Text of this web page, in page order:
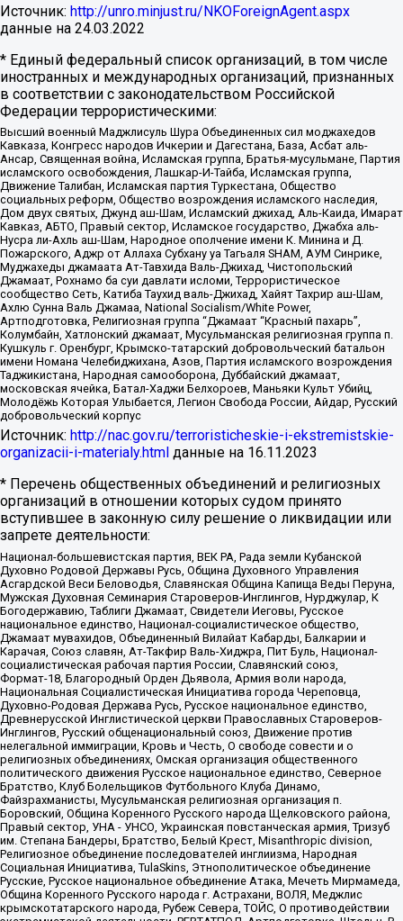
Источник: http://unro.minjust.ru/NKOForeignAgent.aspx
данные на 24.03.2022
* Единый федеральный список организаций, в том числе
иностранных и международных организаций, признанных
в соответствии с законодательством Российской
Федерации террористическими:
Высший военный Маджлисуль Шура Объединенных сил моджахедов
Кавказа, Конгресс народов Ичкерии и Дагестана, База, Асбат аль-
Ансар, Священная война, Исламская группа, Братья-мусульмане, Партия
исламского освобождения, Лашкар-И-Тайба, Исламская группа,
Движение Талибан, Исламская партия Туркестана, Общество
социальных реформ, Общество возрождения исламского наследия,
Дом двух святых, Джунд аш-Шам, Исламский джихад, Аль-Каида, Имарат
Кавказ, АБТО, Правый сектор, Исламское государство, Джабха аль-
Нусра ли-Ахль аш-Шам, Народное ополчение имени К. Минина и Д.
Пожарского, Аджр от Аллаха Субхану уа Тагьаля SHAM, АУМ Синрике,
Муджахеды джамаата Ат-Тавхида Валь-Джихад, Чистопольский
Джамаат, Рохнамо ба суи давлати исломи, Террористическое
сообщество Сеть, Катиба Таухид валь-Джихад, Хайят Тахрир аш-Шам,
Ахлю Сунна Валь Джамаа, National Socialism/White Power,
Артподготовка, Религиозная группа “Джамаат “Красный пахарь”,
Колумбайн, Хатлонский джамаат, Мусульманская религиозная группа п.
Кушкуль г. Оренбург, Крымско-татарский добровольческий батальон
имени Номана Челебиджихана, Азов, Партия исламского возрождения
Таджикистана, Народная самооборона, Дуббайский джамаат,
московская ячейка, Батал-Хаджи Белхороев, Маньяки Культ Убийц,
Молодёжь Которая Улыбается, Легион Свобода России, Айдар, Русский
добровольческий корпус
Источник: http://nac.gov.ru/terroristicheskie-i-ekstremistskie-
organizacii-i-materialy.html данные на 16.11.2023
* Перечень общественных объединений и религиозных
организаций в отношении которых судом принято
вступившее в законную силу решение о ликвидации или
запрете деятельности:
Национал-большевистская партия, ВЕК РА, Рада земли Кубанской
Духовно Родовой Державы Русь, Община Духовного Управления
Асгардской Веси Беловодья, Славянская Община Капища Веды Перуна,
Мужская Духовная Семинария Староверов-Инглингов, Нурджулар, К
Богодержавию, Таблиги Джамаат, Свидетели Иеговы, Русское
национальное единство, Национал-социалистическое общество,
Джамаат мувахидов, Объединенный Вилайат Кабарды, Балкарии и
Карачая, Союз славян, Ат-Такфир Валь-Хиджра, Пит Буль, Национал-
социалистическая рабочая партия России, Славянский союз,
Формат-18, Благородный Орден Дьявола, Армия воли народа,
Национальная Социалистическая Инициатива города Череповца,
Духовно-Родовая Держава Русь, Русское национальное единство,
Древнерусской Инглистической церкви Православных Староверов-
Инглингов, Русский общенациональный союз, Движение против
нелегальной иммиграции, Кровь и Честь, О свободе совести и о
религиозных объединениях, Омская организация общественного
политического движения Русское национальное единство, Северное
Братство, Клуб Болельщиков Футбольного Клуба Динамо,
Файзрахманисты, Мусульманская религиозная организация п.
Боровский, Община Коренного Русского народа Щелковского района,
Правый сектор, УНА - УНСО, Украинская повстанческая армия, Тризуб
им. Степана Бандеры, Братство, Белый Крест, Misanthropic division,
Религиозное объединение последователей инглиизма, Народная
Социальная Инициатива, TulaSkins, Этнополитическое объединение
Русские, Русское национальное объединение Атака, Мечеть Мирмамеда,
Община Коренного Русского народа г. Астрахани, ВОЛЯ, Меджлис
крымскотатарского народа, Рубеж Севера, ТОЙС, О противодействии